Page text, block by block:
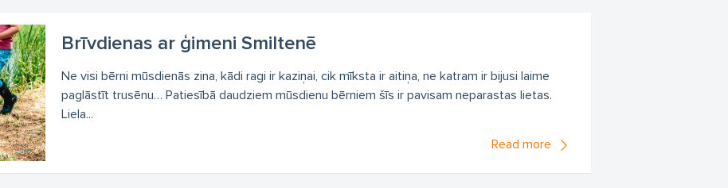
Brīvdienas ar ģimeni Smiltenē
Ne visi bērni mūsdienās zina, kādi ragi ir kaziņai, cik mīksta ir aitiņa, ne katram ir bijusi laime
paglāstīt trusēnu… Patiesībā daudziem mūsdienu bērniem šīs ir pavisam neparastas lietas.
Liela...
Read more